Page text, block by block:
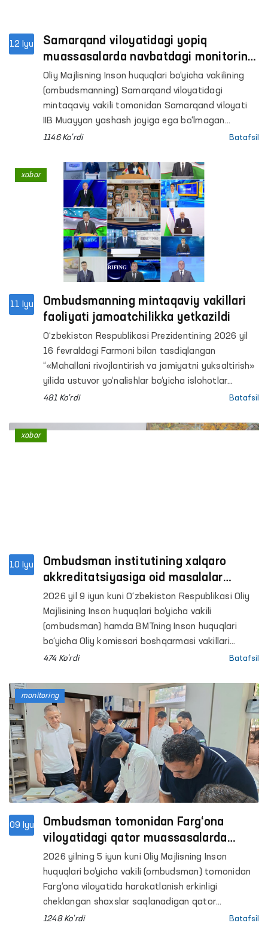
12 Iyu
Samarqand viloyatidagi yopiq
muassasalarda navbatdagi monitoring
tashriflari amalga oshirildi
Oliy Majlisning Inson huquqlari bo‘yicha vakilining
(ombudsmanning) Samarqand viloyatidagi
mintaqaviy vakili tomonidan Samarqand viloyati
IIB Muayyan yashash joyiga ega bo‘lmagan
shaxslarni reabilitatsiya qilish markazi,
markazi, Pastdarg‘om tumani hamda Samarqand
va Kattaqo‘rg‘on shaharlari IIB Vaqtincha saqlash
hibsxonalari (VSH), Mastlik holatida bo‘lgan
shaxslarga tibbiy yordam ko‘rsatish Nurobod
tumanlararo va Kattaqo‘rg‘on tumanlararo
punktlari (hushyorxona), Urgut tumanidagi
Respublika ixtisoslashtirilgan ruhiy salomatlik
ilmiy-amaliy tibbiyot markazining psixiatriya
tumandagi “Muruvvat” nogironligi bo‘lgan shaxslar
uchun ayollar va erkaklar internat uylarida
monitoring tashriflari amalga oshirildi.
1146 Ko'rdi Batafsil
11 Iyu
Ombudsmanning mintaqaviy vakillari
faoliyati jamoatchilikka yetkazildi
O‘zbekiston Respublikasi Prezidentining 2026 yil
16 fevraldagi Farmoni bilan tasdiqlangan
“«Mahallani rivojlantirish va jamiyatni yuksaltirish»
yilida ustuvor yo‘nalishlar bo‘yicha islohotlar
dasturlari va «O‘zbekiston — 2030» strategiyasini
Ombudsman va uning mintaqaviy vakillari faoliyati
yuzasidan har chorakda jamoatchilikni xabardor
481 Ko'rdi Batafsil
xabar
10 Iyu
Ombudsman institutining xalqaro
akkreditatsiyasiga oid masalalar
muhokama qilindi
2026 yil 9 iyun kuni O‘zbekiston Respublikasi Oliy
Majlisining Inson huquqlari bo‘yicha vakili
(ombudsman) hamda BMTning Inson huquqlari
bo‘yicha Oliy komissari boshqarmasi vakillari
ishtirokida onlayn uchrashuv bo‘lib o‘tdi.
474 Ko'rdi Batafsil
xabar
09 Iyu
Ombudsman tomonidan Farg‘ona
viloyatidagi qator muassasalarda
saqlash sharoitlari o‘rganildi
2026 yilning 5 iyun kuni Oliy Majlisning Inson
huquqlari bo‘yicha vakili (ombudsman) tomonidan
Farg‘ona viloyatida harakatlanish erkinligi
cheklangan shaxslar saqlanadigan qator
muassasalarga monitoring tashriflari amalga
1248 Ko'rdi Batafsil
monitoring